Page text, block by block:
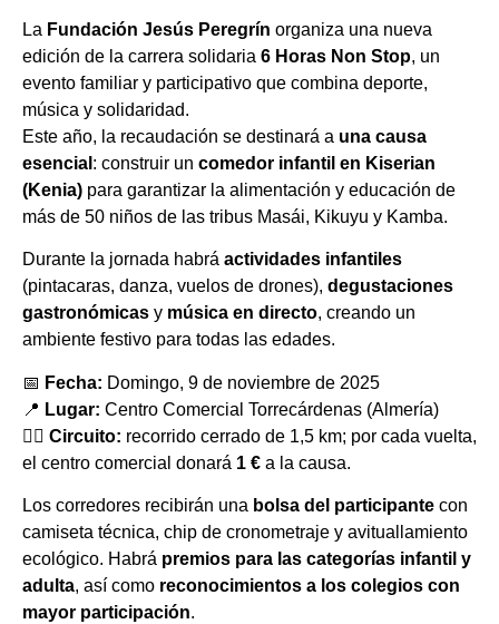
La Fundación Jesús Peregrín organiza una nueva
edición de la carrera solidaria 6 Horas Non Stop, un
evento familiar y participativo que combina deporte,
música y solidaridad.
Este año, la recaudación se destinará a una causa
esencial : construir un comedor infantil en Kiserian
(Kenia) para garantizar la alimentación y educación de
más de 50 niños de las tribus Masái, Kikuyu y Kamba.
Durante la jornada habrá actividades infantiles
(pintacaras, danza, vuelos de drones), degustaciones
gastronómicas y música en directo, creando un
ambiente festivo para todas las edades.
📅 Fecha: Domingo, 9 de noviembre de 2025
📍 Lugar: Centro Comercial Torrecárdenas (Almería)
🏃‍♂️ Circuito: recorrido cerrado de 1,5 km; por cada vuelta,
el centro comercial donará 1 € a la causa.
Los corredores recibirán una bolsa del participante con
camiseta técnica, chip de cronometraje y avituallamiento
ecológico. Habrá premios para las categorías infantil y
adulta, así como reconocimientos a los colegios con
mayor participación.